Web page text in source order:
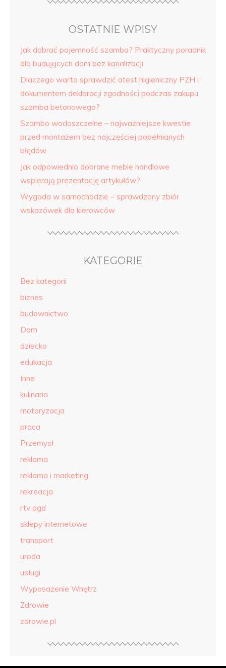
OSTATNIE WPISY
Jak dobrać pojemność szamba? Praktyczny poradnik
dla budujących dom bez kanalizacji.
Dlaczego warto sprawdzić atest higieniczny PZH i
dokumentem deklaracji zgodności podczas zakupu
szamba betonowego?
Szambo wodoszczelne – najważniejsze kwestie
przed montażem bez najczęściej popełnianych
błędów
Jak odpowiednio dobrane meble handlowe
wspierają prezentację artykułów?
Wygoda w samochodzie – sprawdzony zbiór
wskazówek dla kierowców
KATEGORIE
Bez kategorii
biznes
budownictwo
Dom
dziecko
edukacja
Inne
kulinaria
motoryzacja
praca
Przemysł
reklama
reklama i marketing
rekreacja
rtv agd
sklepy internetowe
transport
uroda
usługi
Wyposażenie Wnętrz
Zdrowie
zdrowie.pl